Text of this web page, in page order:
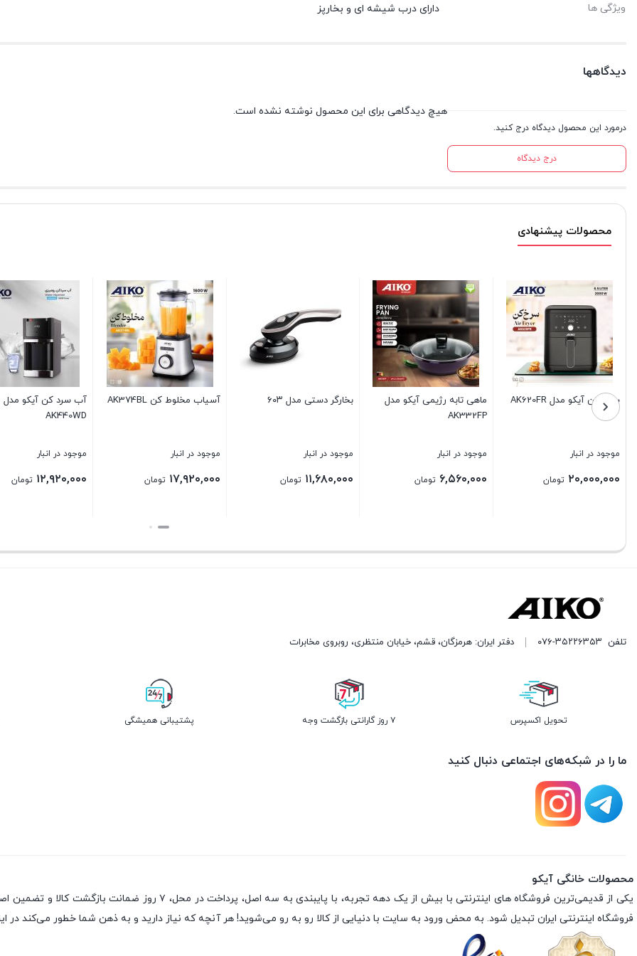
ویژگی ها دارای درب شیشه ای و بخارپز
دیدگاهها
درمورد این محصول دیدگاه درج کنید.
درج دیدگاه
هیچ دیدگاهی برای این محصول نوشته نشده است.
محصولات پیشنهادی
ماهی تابه رژیمی آیکو مدل
AK332FP
موجود در انبار
۶,۵۶۰,۰۰۰ تومان
بخارگر دستی مدل ۶۰۳
موجود در انبار
۱۱,۶۸۰,۰۰۰ تومان
آسیاب مخلوط کن AK374BL
موجود در انبار
۱۷,۹۲۰,۰۰۰ تومان
آب سرد کن آیکو مدل
موجود در انبار
۱۲,۹۲۰,۰۰۰ تومان
آب مرکبات گیر
مدلAK352CJ
موجود در انبار
۸,۴۰۰,۰۰۰ تومان
تلفن ۰۷۶-۳۵۲۲۶۳۵۳ دفتر ایران: هرمزگان، قشم، خیابان منتظری، روبروی مخابرات
تحویل اکسپرس ۷ روز گارانتی بازگشت وجه پشتیبانی همیشگی
ما را در شبکه‌های اجتماعی دنبال کنید
محصولات خانگی آیکو
یکی از قدیمی‌ترین فروشگاه های اینترنتی با بیش از یک دهه تجربه، با
فروشگاه اینترنتی ایران تبدیل شود. به محض ورود به سایت با دنیایی از کالا رو به رو می‌شوید! هر آنچه که نیاز دارید و به ذهن شما خطور می‌کند در